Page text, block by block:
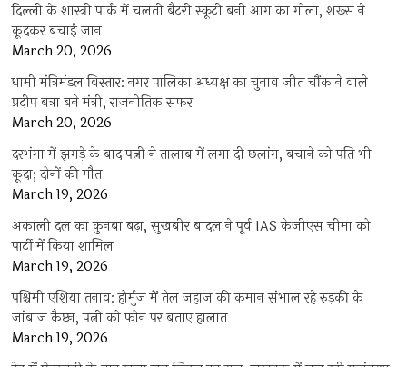
दिल्ली के शास्त्री पार्क में चलती बैटरी स्कूटी बनी आग का गोला, शख्स ने
कूदकर बचाई जान
March 20, 2026
धामी मंत्रिमंडल विस्तार: नगर पालिका अध्यक्ष का चुनाव जीत चौंकाने वाले
प्रदीप बत्रा बने मंत्री, राजनीतिक सफर
March 20, 2026
दरभंगा में झगड़े के बाद पत्नी ने तालाब में लगा दी छलांग, बचाने को पति भी
कूदा; दोनों की मौत
March 19, 2026
अकाली दल का कुनबा बढ़ा, सुखबीर बादल ने पूर्व IAS केजीएस चीमा को
पार्टी में किया शामिल
March 19, 2026
पश्चिमी एशिया तनाव: होर्मुज में तेल जहाज की कमान संभाल रहे रुड़की के
जांबाज कैप्टन, पत्नी को फोन पर बताए हालात
March 19, 2026